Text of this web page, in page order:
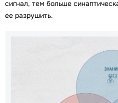
сигнал, тем больше
ее разрушить.